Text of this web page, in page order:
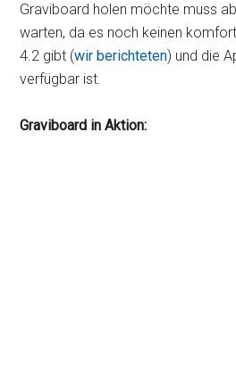
Graviboard holen möchte muss
warten, da es noch keinen
4.2 gibt (wir berichteten) und die
verfügbar ist.
Graviboard in Aktion: